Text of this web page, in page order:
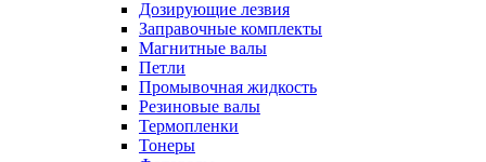
Дозирующие лезвия
Заправочные комплекты
Магнитные валы
Петли
Промывочная жидкость
Резиновые валы
Термопленки
Тонеры